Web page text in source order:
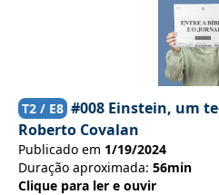
T2 / E8 #008 Einstein, um
Roberto Covalan
Publicado em 1/19/2024
Duração aproximada: 56min
Clique para ler e ouvir